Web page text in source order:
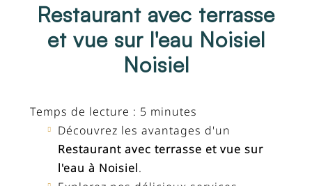
Restaurant avec terrasse
et vue sur l'eau Noisiel
Noisiel
Temps de lecture : 5 minutes
Découvrez les avantages d'un
Restaurant avec terrasse et vue sur
l'eau à Noisiel.